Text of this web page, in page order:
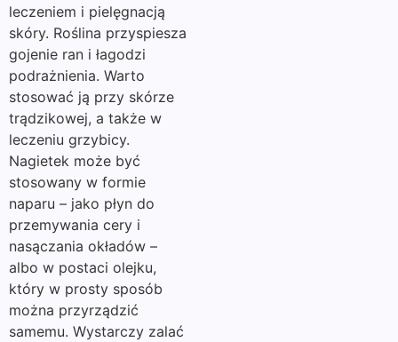
leczeniem i pielęgnacją
skóry. Roślina przyspiesza
gojenie ran i łagodzi
podrażnienia. Warto
stosować ją przy skórze
trądzikowej, a także w
leczeniu grzybicy.
Nagietek może być
stosowany w formie
naparu – jako płyn do
przemywania cery i
nasączania okładów –
albo w postaci olejku,
który w prosty sposób
można przyrządzić
samemu. Wystarczy zalać